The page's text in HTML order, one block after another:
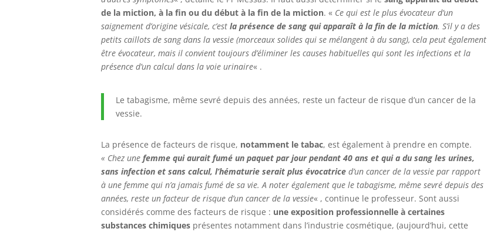
de la miction, à la fin ou du début à la fin de la miction. « Ce qui est le plus évocateur d’un
saignement d’origine vésicale, c’est la présence de sang qui apparaît à la fin de la miction. S’il y a des
petits caillots de sang dans la vessie (morceaux solides qui se mélangent à du sang), cela peut également
être évocateur, mais il convient toujours d’éliminer les causes habituelles qui sont les infections et la
présence d’un calcul dans la voie urinaire« .
Le tabagisme, même sevré depuis des années, reste un facteur de risque d’un cancer de la
vessie.
La présence de facteurs de risque, notamment le tabac, est également à prendre en compte.
« Chez une femme qui aurait fumé un paquet par jour pendant 40 ans et qui a du sang les urines,
sans infection et sans calcul, l’hématurie serait plus évocatrice d’un cancer de la vessie par rapport
à une femme qui n’a jamais fumé de sa vie. A noter également que le tabagisme, même sevré depuis des
années, reste un facteur de risque d’un cancer de la vessie« , continue le professeur. Sont aussi
considérés comme des facteurs de risque : une exposition professionnelle à certaines
substances chimiques présentes notamment dans l’industrie cosmétique, (aujourd’hui, cette